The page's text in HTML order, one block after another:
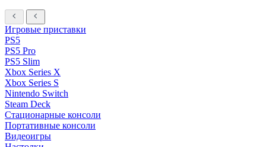
Игровые приставки
PS5
PS5 Pro
PS5 Slim
Xbox Series X
Xbox Series S
Nintendo Switch
Steam Deck
Стационарные консоли
Портативные консоли
Видеоигры